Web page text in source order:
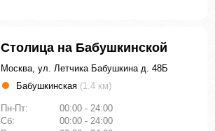
Столица на Бабушкинской
Москва, ул. Летчика Бабушкина д. 48Б
Бабушкинская (1.4 км)
Пн-Пт:
00:00 - 24:00
Сб:
00:00 - 24:00